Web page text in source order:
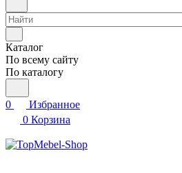
Каталог
По всему сайту
По каталогу
0
Избранное
0 Корзина